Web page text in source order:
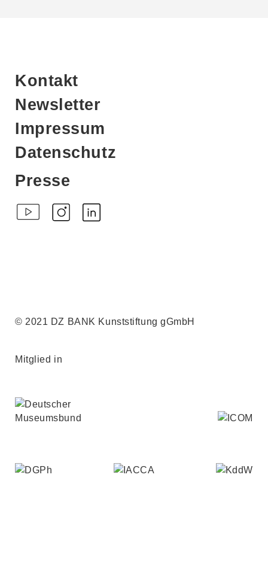
Kontakt
Newsletter
Impressum
Datenschutz
Presse
© 2021 DZ BANK Kunststiftung gGmbH
Mitglied in